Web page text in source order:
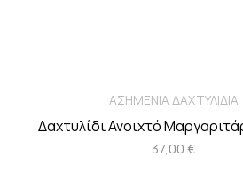
ΑΣΗΜΕΝΙΑ ΔΑΧΤΥΛΙΔΙΑ
Δαχτυλίδι Ανοιχτό
37,00 €